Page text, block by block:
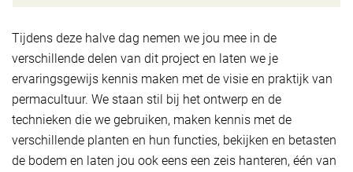
Tijdens deze halve dag nemen we jou mee in de
verschillende delen van dit project en laten we je
ervaringsgewijs kennis maken met de visie en praktijk van
permacultuur. We staan stil bij het ontwerp en de
technieken die we gebruiken, maken kennis met de
verschillende planten en hun functies, bekijken en betasten
de bodem en laten jou ook eens een zeis hanteren, één van